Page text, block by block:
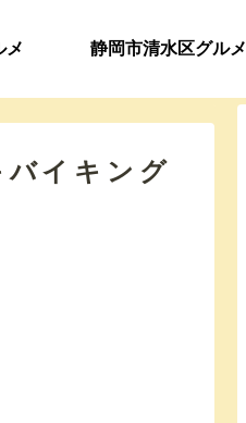
メ 静岡市清水区グルメ
イキング